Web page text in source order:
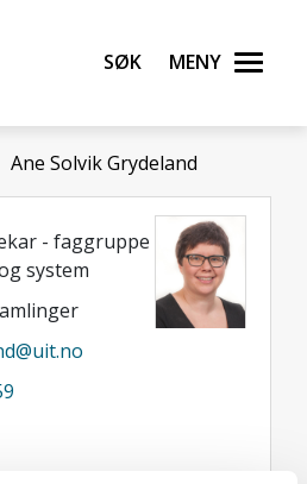
universitet
Søk Meny
Ane Solvik Grydeland
- faggruppe
system